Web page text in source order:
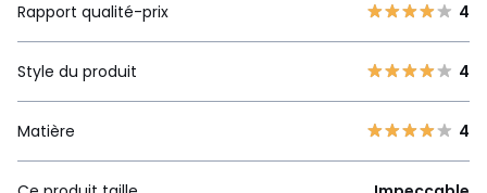
Rapport qualité-prix
4
Style du produit 4
Matière 4